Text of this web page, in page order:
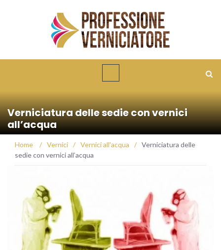
Verniciatura delle sedie con vernici
all’acqua
Home / Vernici / Vernici all'acqua / Verniciatura delle
sedie con vernici all’acqua